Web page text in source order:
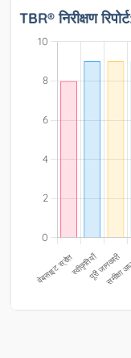
TBR® निरीक्षण